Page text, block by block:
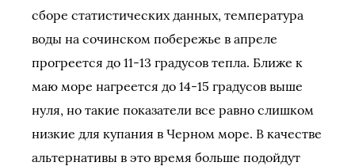
сборе статистических данных, температура
воды на сочинском побережье в апреле
прогреется до 11-13 градусов тепла. Ближе к
маю море нагреется до 14-15 градусов выше
нуля, но такие показатели все равно слишком
низкие для купания в Черном море. В качестве
альтернативы в это время больше подойдут